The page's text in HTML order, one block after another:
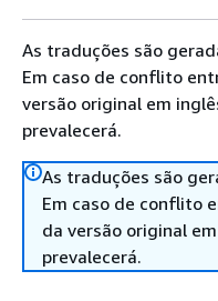
As traduções são
Em caso de conflito
versão original em
prevalecerá.
As traduções são
Em caso de conflito
da versão original
prevalecerá.